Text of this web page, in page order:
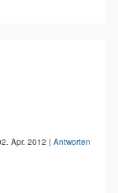
Apr. 2012 | Antworten